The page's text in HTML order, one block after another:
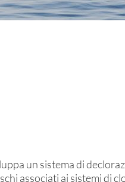
un sistema di
associati ai sistemi di